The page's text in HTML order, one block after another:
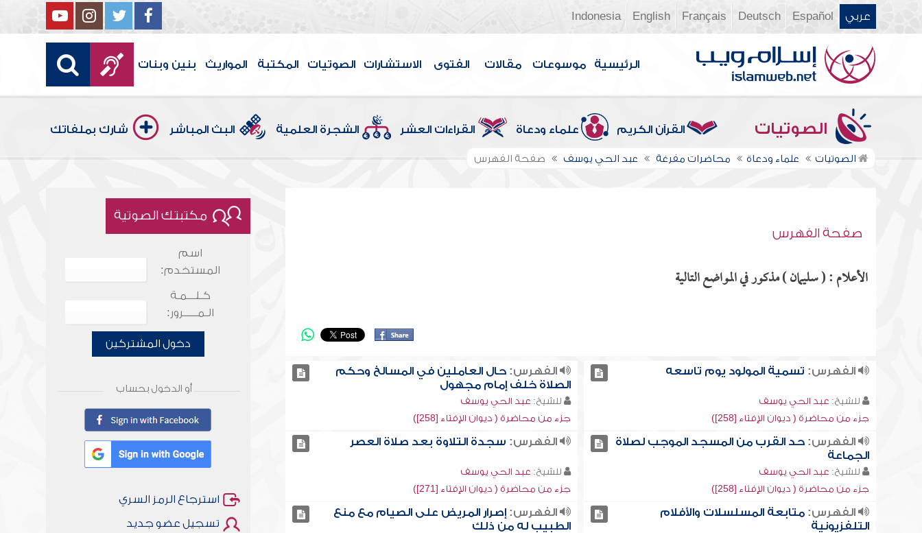
عربي Español
Deutsch
Français
English
Indonesia
الرئيسية موسوعات مقالات الفتوى الاستشارات الصوتيات المكتبة المواريث بنين وبنات
الصوتيات القرآن الكريم علماء ودعاة القراءات العشر الشجرة العلمية البث المباشر شارك بملفاتك
الصوتيات علماء ودعاة محاضرات مفرغة عبد الحي يوسف صفحة الفهرس
صفحة الفهرس
الأعلام : ( سليمان ) مذكور في المواضع التالية
الفهرس: تسمية المولود يوم تاسعه
للشيخ: عبد الحي يوسف
جزء من محاضرة ( ديوان الإفتاء [258])
الفهرس: حال العاملين في المسالخ وحكم
الصلاة خلف إمام مجهول
للشيخ: عبد الحي يوسف
جزء من محاضرة ( ديوان الإفتاء [258])
الفهرس:حد القرب من المسجد الموجب لصلاة
الجماعة
للشيخ: عبد الحي يوسف
جزء من محاضرة ( ديوان الإفتاء [258])
الفهرس: سجدة التلاوة بعد صلاة العصر
للشيخ: عبد الحي يوسف
جزء من محاضرة ( ديوان الإفتاء [271])
الفهرس:متابعة المسلسلات والأفلام
التلفزيونية
الفهرس: إصرار المريض على الصيام مع منع
الطبيب له من ذلك
مكتبتك الصوتية
اسم
المستخدم:
كـلـــمـة
الـمـــــرور:
دخول المشتركين
أو الدخول بحساب
استرجاع الرمز السري
تسجيل عضو جديد